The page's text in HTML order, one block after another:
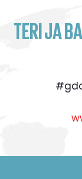
TERI JA